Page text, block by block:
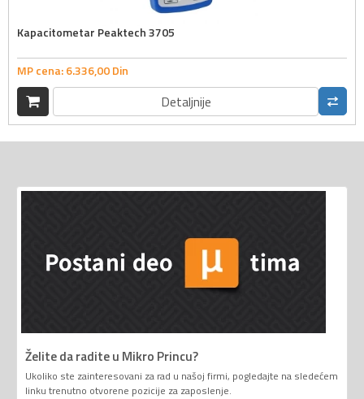
Kapacitometar Peaktech 3705
MP cena:6.336,00Din
Detaljnije
Želite da radite u Mikro Princu?
Ukoliko ste zainteresovani za rad u našoj firmi, pogledajte na sledećem
linku trenutno otvorene pozicije za zaposlenje.